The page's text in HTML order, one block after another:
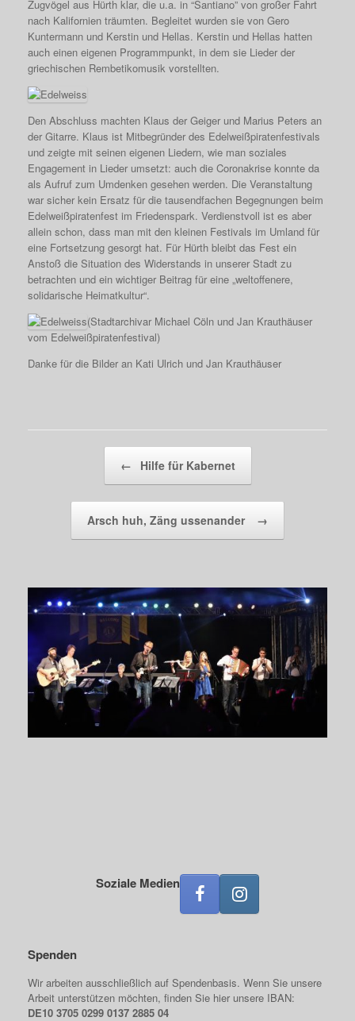
Zugvögel aus Hürth klar, die u.a. in “Santiano” von großer Fahrt
nach Kalifornien träumten. Begleitet wurden sie von Gero
Kuntermann und Kerstin und Hellas. Kerstin und Hellas hatten
auch einen eigenen Programmpunkt, in dem sie Lieder der
griechischen Rembetikomusik vorstellten.
Den Abschluss machten Klaus der Geiger und Marius Peters an
der Gitarre. Klaus ist Mitbegründer des Edelweißpiratenfestivals
und zeigte mit seinen eigenen Liedern, wie man soziales
Engagement in Lieder umsetzt: auch die Coronakrise konnte da
als Aufruf zum Umdenken gesehen werden. Die Veranstaltung
war sicher kein Ersatz für die tausendfachen Begegnungen beim
Edelweißpiratenfest im Friedenspark. Verdienstvoll ist es aber
allein schon, dass man mit den kleinen Festivals im Umland für
eine Fortsetzung gesorgt hat. Für Hürth bleibt das Fest ein
Anstoß die Situation des Widerstands in unserer Stadt zu
betrachten und ein wichtiger Beitrag für eine „weltoffenere,
solidarische Heimatkultur“.
(Stadtarchivar Michael Cöln und Jan Krauthäuser
vom Edelweißpiratenfestival)
Danke für die Bilder an Kati Ulrich und Jan Krauthäuser
← Hilfe für Kabernet
Arsch huh, Zäng ussenander →
Soziale Medien
Spenden
Wir arbeiten ausschließlich auf Spendenbasis. Wenn Sie unsere
Arbeit unterstützen möchten, finden Sie hier unsere IBAN:
DE10 3705 0299 0137 2885 04